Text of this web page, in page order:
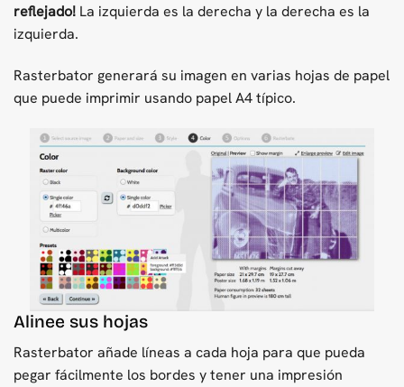
reflejado! La izquierda es la derecha y la derecha es la
izquierda.
Rasterbator generará su imagen en varias hojas de papel
que puede imprimir usando papel A4 típico.
Alinee sus hojas
Rasterbator añade líneas a cada hoja para que pueda
pegar fácilmente los bordes y tener una impresión